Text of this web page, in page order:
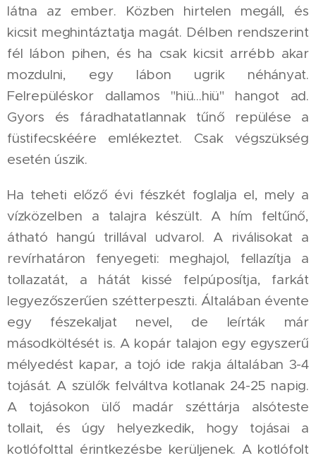
látna az ember. Közben hirtelen megáll, és
kicsit meghintáztatja magát. Délben rendszerint
fél lábon pihen, és ha csak kicsit arrébb akar
mozdulni, egy lábon ugrik néhányat.
Felrepüléskor dallamos "hiü...hiü" hangot ad.
Gyors és fáradhatatlannak tűnő repülése a
füstifecskéére emlékeztet. Csak végszükség
esetén úszik.
Ha teheti előző évi fészkét foglalja el, mely a
vízközelben a talajra készült. A hím feltűnő,
átható hangú trillával udvarol. A riválisokat a
revírhatáron fenyegeti: meghajol, fellazítja a
tollazatát, a hátát kissé felpúposítja, farkát
legyezőszerűen szétterpeszti. Általában évente
egy fészekaljat nevel, de leírták már
másodköltését is. A kopár talajon egy egyszerű
mélyedést kapar, a tojó ide rakja általában 3-4
tojását. A szülők felváltva kotlanak 24-25 napig.
A tojásokon ülő madár széttárja alsóteste
tollait, és úgy helyezkedik, hogy tojásai a
kotlófolttal érintkezésbe kerüljenek. A kotlófolt